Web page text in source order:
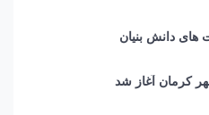
دانش بنیان
کرمان آغاز شد